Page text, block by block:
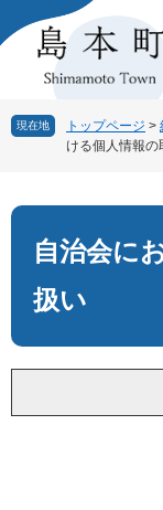
ー
ニ
本
現在地 トップページ >
ける個人情報の
文
自治会に
扱い